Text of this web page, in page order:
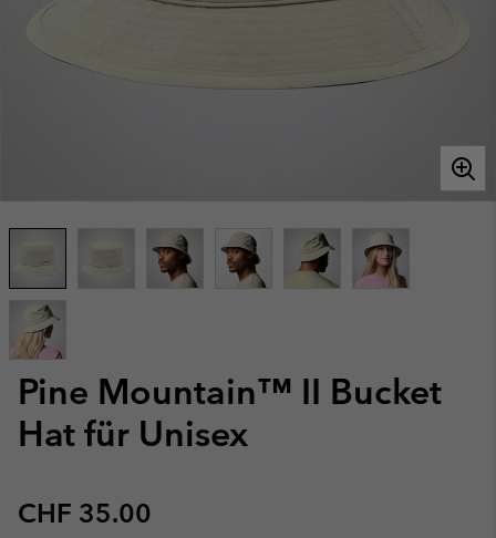
Pine Mountain™ II Bucket
Hat für Unisex
Regular price:
CHF 35.00